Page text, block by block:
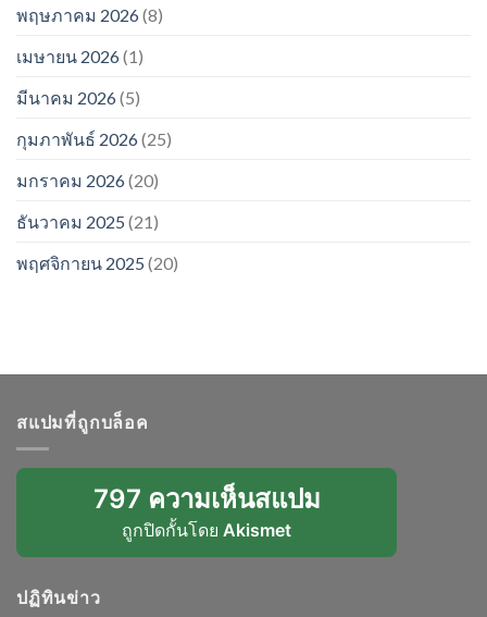
พฤษภาคม 2026(8)
เมษายน 2026(1)
มีนาคม 2026(5)
กุมภาพันธ์ 2026(25)
มกราคม 2026(20)
ธันวาคม 2025 (21)
พฤศจิกายน 2025 (20)
สแปมที่ถูกบล็อค
797 ความเห็นสแปม
ถูกปิดกั้นโดย Akismet
ปฏิทินข่าว